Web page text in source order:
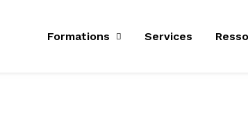
Formations Services